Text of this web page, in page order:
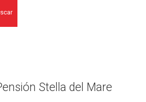
Stella del Mare